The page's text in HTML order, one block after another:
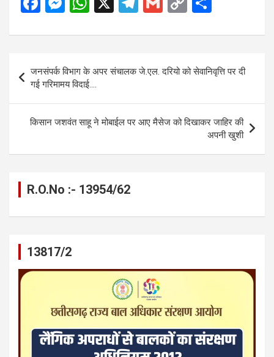
ce
b
o
o
k
se
n
g
er
at
A
p
p
e
gr
a
m
ail py
Li
n
k
ar
e
navigation
जनसंपर्क विभाग के अपर संचालक जे.एल. दरियो को सेवानिवृत्ति पर दी
गई गरिमामय विदाई….
किसान जशवंत साहू ने मोबाईल पर आए मैसेज को दिखाकर जाहिर की
अपनी खुशी
R.O.No :- 13954/62
13817/2